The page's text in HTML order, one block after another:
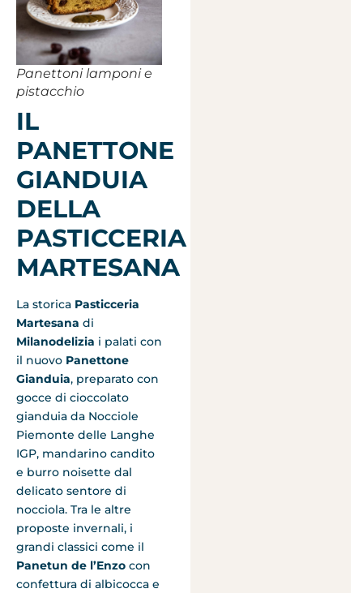
Panettoni lamponi e
pistacchio
IL
PANETTONE
GIANDUIA
DELLA
PASTICCERIA
MARTESANA
La storica Pasticceria
Martesana di
Milanodelizia i palati con
il nuovo Panettone
Gianduia, preparato con
gocce di cioccolato
gianduia da Nocciole
Piemonte delle Langhe
IGP, mandarino candito
e burro noisette dal
delicato sentore di
nocciola. Tra le altre
proposte invernali, i
grandi classici come il
Panetun de l’Enzo con
confettura di albicocca e